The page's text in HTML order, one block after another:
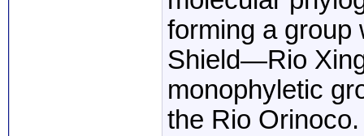
forming a group
Shield—Rio
monophyletic
the Rio Orinoco.